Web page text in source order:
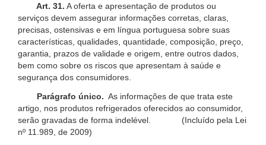
Art. 31. A oferta e apresentação de produtos ou
serviços devem assegurar informações corretas, claras,
precisas, ostensivas e em língua portuguesa sobre suas
características, qualidades, quantidade, composição, preço,
garantia, prazos de validade e origem, entre outros dados,
bem como sobre os riscos que apresentam à saúde e
segurança dos consumidores.
Parágrafo único. As informações de que trata este
artigo, nos produtos refrigerados oferecidos ao consumidor,
serão gravadas de forma indelével. (Incluído pela Lei
nº 11.989, de 2009)